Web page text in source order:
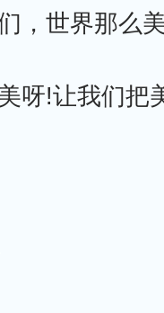
，世界那么
呀!让我们把